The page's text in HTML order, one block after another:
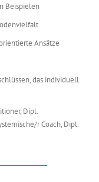
Beispielen
Ansätze
das individuell
Dipl.
r Coach, Dipl.